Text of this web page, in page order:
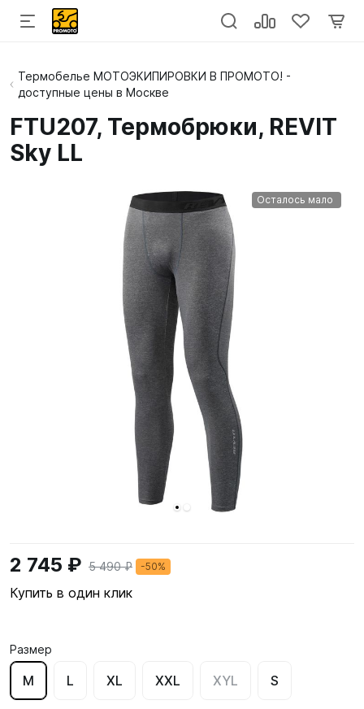
Термобелье МОТОЭКИПИРОВКИ В ПРОМОТО! -
доступные цены в Москве
FTU207, Термобрюки, REVIT
Sky LL
Осталось мало
2 745 ₽ 5 490 ₽ -50%
Купить в один клик
Размер
M L XL XXL XYL S